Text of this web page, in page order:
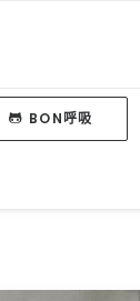
BON呼吸